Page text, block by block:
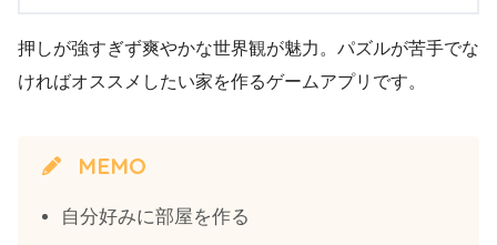
押しが強すぎず爽やかな世界観が魅力。パズルが苦手でな
ければオススメしたい家を作るゲームアプリです。
MEMO
自分好みに部屋を作る